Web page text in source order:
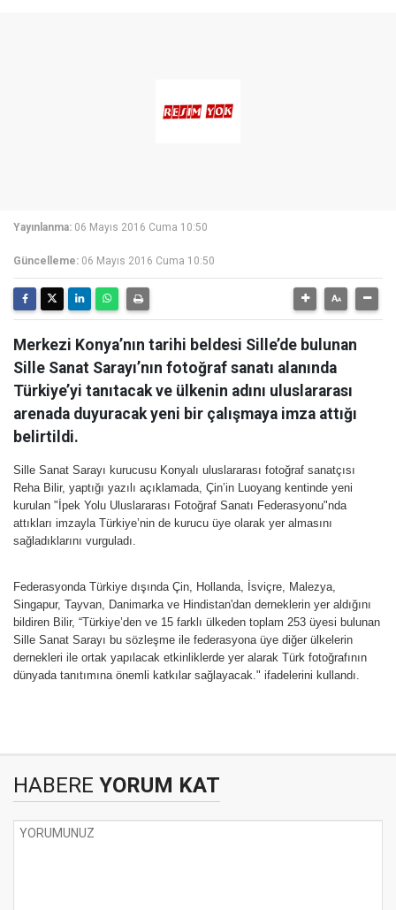
Yayınlanma: 06 Mayıs 2016 Cuma 10:50
Güncelleme: 06 Mayıs 2016 Cuma 10:50
Merkezi Konya’nın tarihi beldesi Sille’de bulunan
Sille Sanat Sarayı’nın fotoğraf sanatı alanında
Türkiye’yi tanıtacak ve ülkenin adını uluslararası
arenada duyuracak yeni bir çalışmaya imza attığı
belirtildi.
Sille Sanat Sarayı kurucusu Konyalı uluslararası fotoğraf sanatçısı
Reha Bilir, yaptığı yazılı açıklamada, Çin’in Luoyang kentinde yeni
kurulan "İpek Yolu Uluslararası Fotoğraf Sanatı Federasyonu"nda
attıkları imzayla Türkiye’nin de kurucu üye olarak yer almasını
sağladıklarını vurguladı.
Federasyonda Türkiye dışında Çin, Hollanda, İsviçre, Malezya,
Singapur, Tayvan, Danimarka ve Hindistan'dan derneklerin yer aldığını
bildiren Bilir, “Türkiye’den ve 15 farklı ülkeden toplam 253 üyesi bulunan
Sille Sanat Sarayı bu sözleşme ile federasyona üye diğer ülkelerin
dernekleri ile ortak yapılacak etkinliklerde yer alarak Türk fotoğrafının
dünyada tanıtımına önemli katkılar sağlayacak." ifadelerini kullandı.
HABERE YORUM KAT